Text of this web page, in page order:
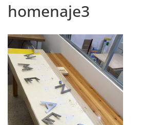
homenaje3